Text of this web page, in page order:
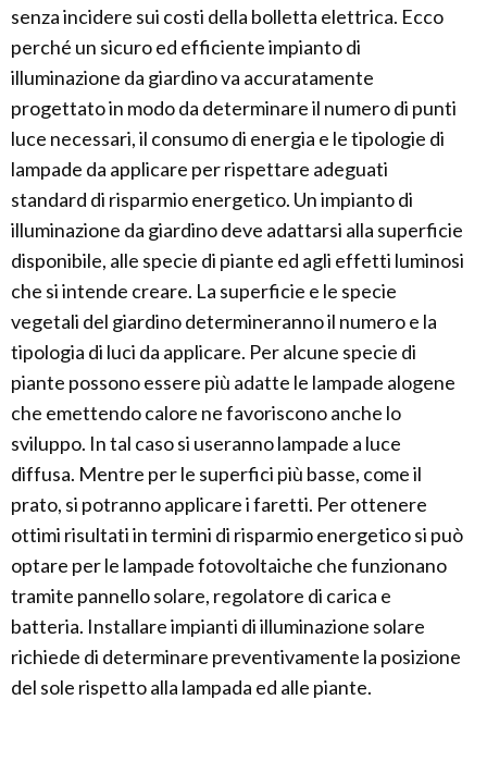
senza incidere sui costi della bolletta elettrica. Ecco
perché un sicuro ed efficiente impianto di
illuminazione da giardino va accuratamente
progettato in modo da determinare il numero di punti
luce necessari, il consumo di energia e le tipologie di
lampade da applicare per rispettare adeguati
standard di risparmio energetico. Un impianto di
illuminazione da giardino deve adattarsi alla superficie
disponibile, alle specie di piante ed agli effetti luminosi
che si intende creare. La superficie e le specie
vegetali del giardino determineranno il numero e la
tipologia di luci da applicare. Per alcune specie di
piante possono essere più adatte le lampade alogene
che emettendo calore ne favoriscono anche lo
sviluppo. In tal caso si useranno lampade a luce
diffusa. Mentre per le superfici più basse, come il
prato, si potranno applicare i faretti. Per ottenere
ottimi risultati in termini di risparmio energetico si può
optare per le lampade fotovoltaiche che funzionano
tramite pannello solare, regolatore di carica e
batteria. Installare impianti di illuminazione solare
richiede di determinare preventivamente la posizione
del sole rispetto alla lampada ed alle piante.